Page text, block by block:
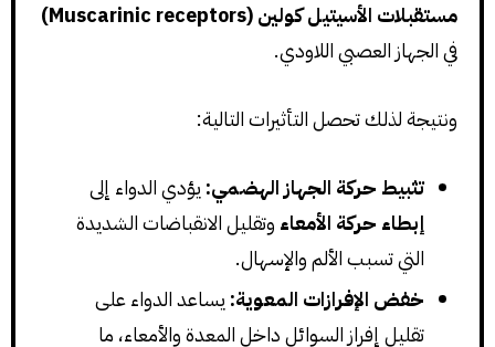
مستقبلات الأسيتيل كولين (Muscarinic receptors)
في الجهاز العصبي اللاودي.
ونتيجة لذلك تحصل التأثيرات التالية:
تثبيط حركة الجهاز الهضمي: يؤدي الدواء إلى
إبطاء حركة الأمعاء وتقليل الانقباضات الشديدة
التي تسبب الألم والإسهال.
خفض الإفرازات المعوية: يساعد الدواء على
تقليل إفراز السوائل داخل المعدة والأمعاء، ما